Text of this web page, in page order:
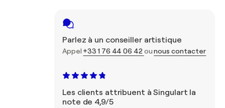
Parlez à un conseiller artistique
Appel +33 1 76 44 06 42 ounous contacter
Les clients attribuent à Singulart la
note de 4,9/5